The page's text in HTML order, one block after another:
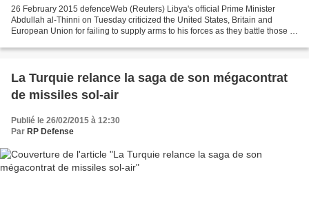
26 February 2015 defenceWeb (Reuters) Libya's official Prime Minister
Abdullah al-Thinni on Tuesday criticized the United States, Britain and
European Union for failing to supply arms to his forces as they battle those of
La Turquie relance la saga de son mégacontrat
de missiles sol-air
Publié le 26/02/2015 à 12:30
Par RP Defense